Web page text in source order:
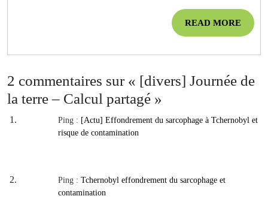
READ MOREREAD
MORE
2 commentaires sur « [divers] Journée de
la terre – Calcul partagé »
Ping : [Actu] Effondrement du sarcophage à Tchernobyl et
risque de contamination
Ping : Tchernobyl effondrement du sarcophage et
contamination